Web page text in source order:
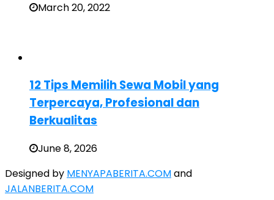
March 20, 2022
12 Tips Memilih Sewa Mobil yang
Terpercaya, Profesional dan
Berkualitas
June 8, 2026
Designed by MENYAPABERITA.COMand
JALANBERITA.COM